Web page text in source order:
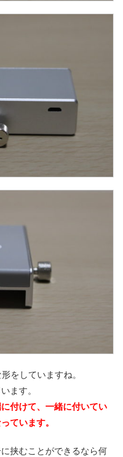
をしていますね。
ます。
付けて、一緒に付いてい
ています。
挟むことができるなら何